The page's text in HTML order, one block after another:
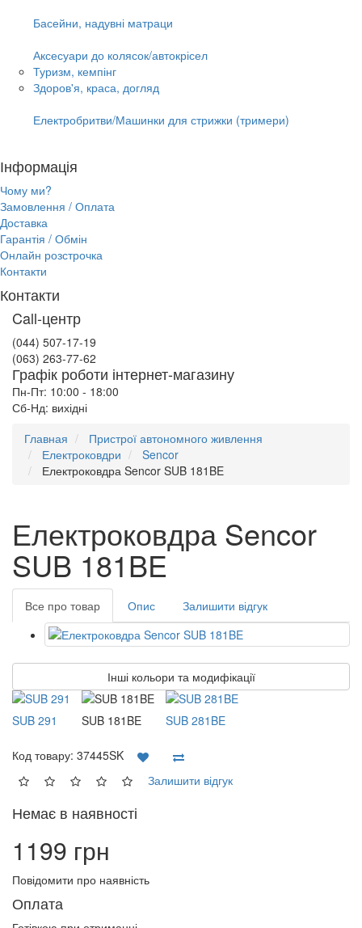
Басейни, надувні матраци
Аксесуари до колясок/автокрісел
Туризм, кемпінг
Здоров'я, краса, догляд
Електробритви/Машинки для стрижки (тримери)
Інформація
Чому ми?
Замовлення / Оплата
Доставка
Гарантія / Обмін
Онлайн розстрочка
Контакти
Контакти
Call-центр
(044) 507-17-19
(063) 263-77-62
Графік роботи інтернет-магазину
Пн-Пт: 10:00 - 18:00
Сб-Нд: вихідні
Главная
Пристрої автономного живлення
Електроковдри
Sencor
Електроковдра Sencor SUB 181BE
Електроковдра Sencor
SUB 181BE
Все про товар Опис Залишити відгук
Інші кольори та модифікації
SUB 291 SUB 181BE SUB 281BE
Код товару: 37445SK
Залишити відгук
Немає в наявності
1199 грн
Повідомити про наявність
Оплата